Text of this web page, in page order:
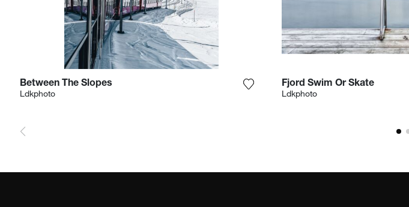
Between The Slopes
Ldkphoto Ajouter la photographie à ma wishlist
Fjord Swim Or Skate
Ldkphoto